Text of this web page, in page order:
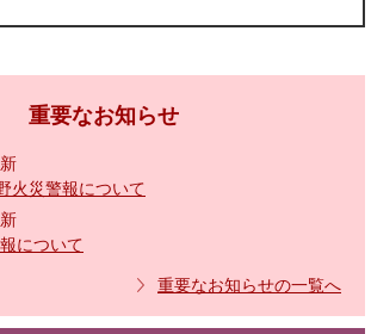
重要なお知らせ
火災警報について
について
重要なお知らせの一覧へ